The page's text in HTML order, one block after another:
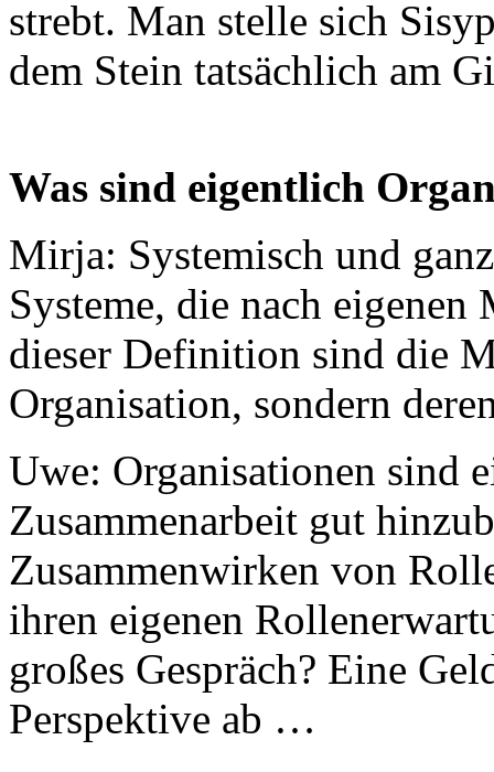
strebt. Man stelle sich
dem Stein tatsächlich am
Was sind eigentlich
Mirja: Systemisch und
Systeme, die nach
dieser Definition sind die
Organisation, sondern
Uwe: Organisationen sind
Zusammenarbeit gut
Zusammenwirken von
ihren eigenen
großes Gespräch? Eine
Perspektive ab …